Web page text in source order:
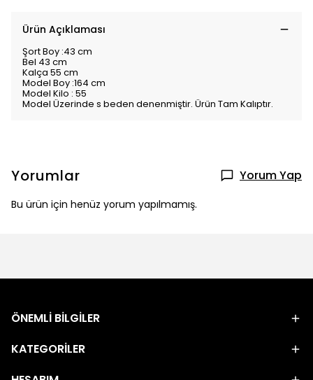
Ürün Açıklaması
Şort Boy :43 cm
Bel 43 cm
Kalça 55 cm
Model Boy :164 cm
Model Kilo : 55
Model Üzerinde s beden denenmiştir. Ürün Tam Kalıptır.
Yorumlar Yorum Yap
Bu ürün için henüz yorum yapılmamış.
ÖNEMLİ BİLGİLER
KATEGORİLER